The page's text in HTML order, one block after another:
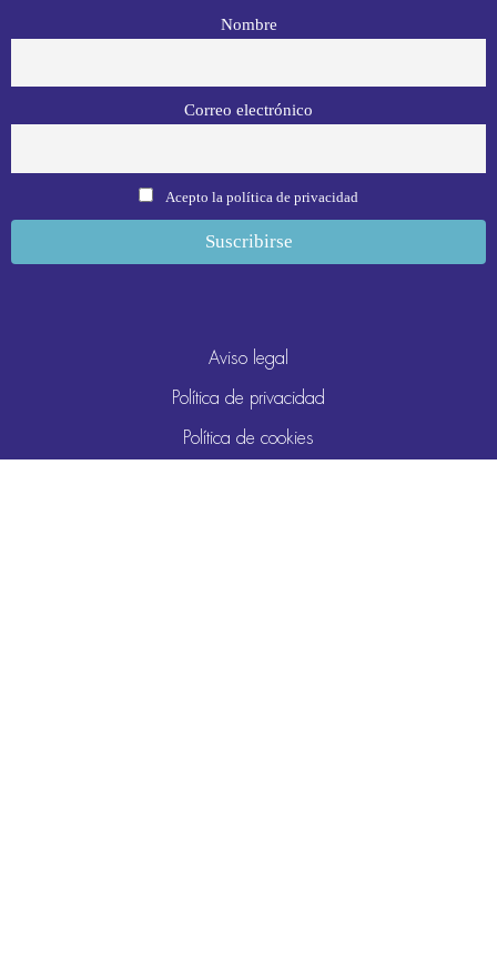
Nombre
Correo electrónico
Acepto la política de privacidad
Aviso legal
Política de privacidad
Política de cookies